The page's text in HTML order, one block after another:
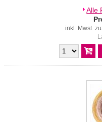
Alle
inkl. Mwst.